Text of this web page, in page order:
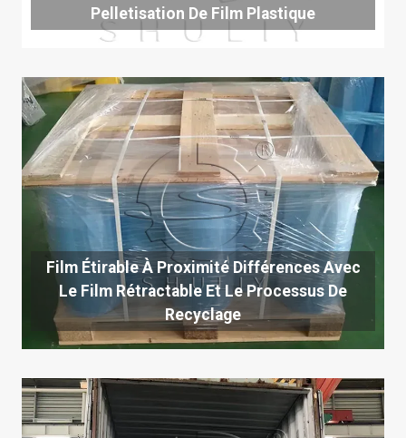
Pelletisation De Film Plastique
Film Étirable À Proximité Différences Avec
Le Film Rétractable Et Le Processus De
Recyclage